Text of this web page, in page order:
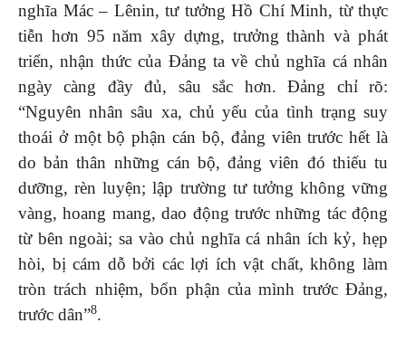
nghĩa Mác – Lênin, tư tưởng Hồ Chí Minh, từ thực
tiễn hơn 95 năm xây dựng, trưởng thành và phát
triển, nhận thức của Đảng ta về chủ nghĩa cá nhân
ngày càng đầy đủ, sâu sắc hơn. Đảng chỉ rõ:
“Nguyên nhân sâu xa, chủ yếu của tình trạng suy
thoái ở một bộ phận cán bộ, đảng viên trước hết là
do bản thân những cán bộ, đảng viên đó thiếu tu
dưỡng, rèn luyện; lập trường tư tưởng không vững
vàng, hoang mang, dao động trước những tác động
từ bên ngoài; sa vào chủ nghĩa cá nhân ích kỷ, hẹp
hòi, bị cám dỗ bởi các lợi ích vật chất, không làm
tròn trách nhiệm, bổn phận của mình trước Đảng,
trước dân”8.